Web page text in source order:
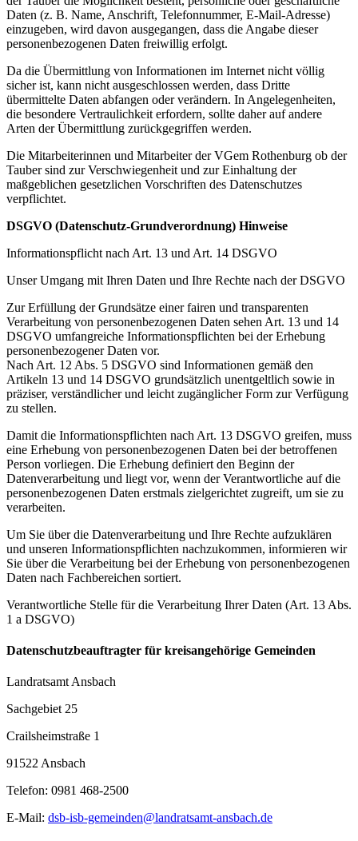
Daten (z. B. Name, Anschrift, Telefonnummer, E-Mail-Adresse)
einzugeben, wird davon ausgegangen, dass die Angabe dieser
personenbezogenen Daten freiwillig erfolgt.
Da die Übermittlung von Informationen im Internet nicht völlig
sicher ist, kann nicht ausgeschlossen werden, dass Dritte
übermittelte Daten abfangen oder verändern. In Angelegenheiten,
die besondere Vertraulichkeit erfordern, sollte daher auf andere
Arten der Übermittlung zurückgegriffen werden.
Die Mitarbeiterinnen und Mitarbeiter der VGem Rothenburg ob der
Tauber sind zur Verschwiegenheit und zur Einhaltung der
maßgeblichen gesetzlichen Vorschriften des Datenschutzes
verpflichtet.
DSGVO (Datenschutz-Grundverordnung) Hinweise
Informationspflicht nach Art. 13 und Art. 14 DSGVO
Unser Umgang mit Ihren Daten und Ihre Rechte nach der DSGVO
Zur Erfüllung der Grundsätze einer fairen und transparenten
Verarbeitung von personenbezogenen Daten sehen Art. 13 und 14
DSGVO umfangreiche Informationspflichten bei der Erhebung
personenbezogener Daten vor.
Nach Art. 12 Abs. 5 DSGVO sind Informationen gemäß den
Artikeln 13 und 14 DSGVO grundsätzlich unentgeltlich sowie in
präziser, verständlicher und leicht zugänglicher Form zur Verfügung
zu stellen.
Damit die Informationspflichten nach Art. 13 DSGVO greifen, muss
eine Erhebung von personenbezogenen Daten bei der betroffenen
Person vorliegen. Die Erhebung definiert den Beginn der
Datenverarbeitung und liegt vor, wenn der Verantwortliche auf die
personenbezogenen Daten erstmals zielgerichtet zugreift, um sie zu
verarbeiten.
Um Sie über die Datenverarbeitung und Ihre Rechte aufzuklären
und unseren Informationspflichten nachzukommen, informieren wir
Sie über die Verarbeitung bei der Erhebung von personenbezogenen
Daten nach Fachbereichen sortiert.
Verantwortliche Stelle für die Verarbeitung Ihrer Daten (Art. 13 Abs.
1 a DSGVO)
Datenschutzbeauftragter für kreisangehörige Gemeinden
Landratsamt Ansbach
Sachgebiet 25
Crailsheimstraße 1
91522 Ansbach
Telefon: 0981 468-2500
E-Mail: dsb-isb-gemeinden@landratsamt-ansbach.de